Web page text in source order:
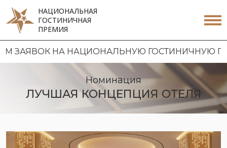
НАЦИОНАЛЬНАЯ
ГОСТИНИЧНАЯ
ПРЕМИЯ
НАЦИОНАЛЬНУЮ ГОСТИНИЧНУЮ ПРЕМИЮ
Номинация
ЛУЧШАЯ КОНЦЕПЦИЯ ОТЕЛЯ